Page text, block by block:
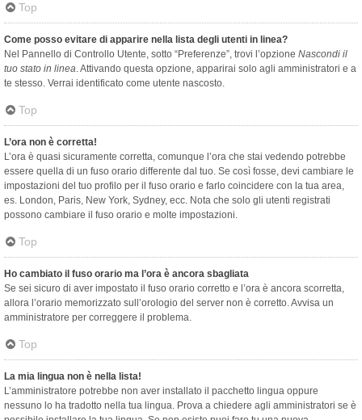
Top
Come posso evitare di apparire nella lista degli utenti in linea?
Nel Pannello di Controllo Utente, sotto “Preferenze”, trovi l’opzione Nascondi il
tuo stato in linea. Attivando questa opzione, apparirai solo agli amministratori e a
te stesso. Verrai identificato come utente nascosto.
Top
L’ora non è corretta!
L’ora è quasi sicuramente corretta, comunque l’ora che stai vedendo potrebbe
essere quella di un fuso orario differente dal tuo. Se così fosse, devi cambiare le
impostazioni del tuo profilo per il fuso orario e farlo coincidere con la tua area,
es. London, Paris, New York, Sydney, ecc. Nota che solo gli utenti registrati
possono cambiare il fuso orario e molte impostazioni.
Top
Ho cambiato il fuso orario ma l’ora è ancora sbagliata
Se sei sicuro di aver impostato il fuso orario corretto e l’ora è ancora scorretta,
allora l’orario memorizzato sull’orologio del server non è corretto. Avvisa un
amministratore per correggere il problema.
Top
La mia lingua non è nella lista!
L’amministratore potrebbe non aver installato il pacchetto lingua oppure
nessuno lo ha tradotto nella tua lingua. Prova a chiedere agli amministratori se è